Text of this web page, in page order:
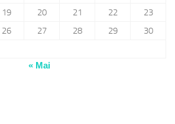
19 20 21 22
23
26 27 28 29
30
« Mai